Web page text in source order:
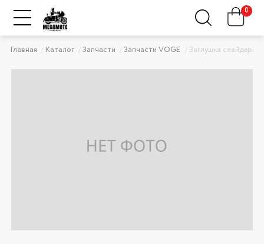
0
Главная Каталог Запчасти Запчасти VOGE Заглушка слайдера